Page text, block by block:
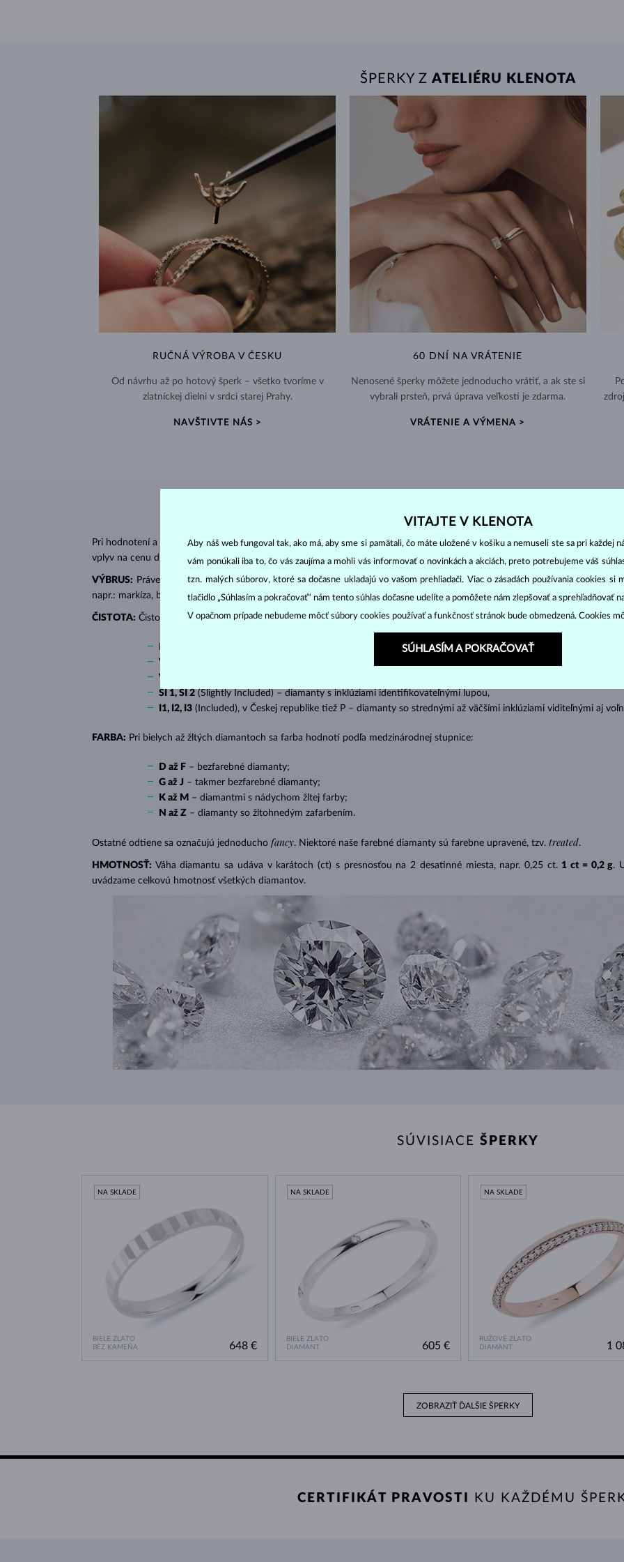
ŠPERKY Z ATELIÉRU KLENOTA
RUČNÁ VÝROBA V ČESKU
Od návrhu až po hotový šperk – všetko tvoríme v
zlatníckej dielni v srdci starej Prahy.
NAVŠTIVTE NÁS >
60 DNÍ NA VRÁTENIE
Nenosené šperky môžete jednoducho vrátiť, a ak ste si
vybrali prsteň, prvá úprava veľkosti je zdarma.
VRÁTENIE A VÝMENA >
DIAMANTOVÉŠPERKY
Pri hodnotení a certifikáciidiamantovsa posudzujú ich základné parametre, tzv. 4C: výbrus (cut), čistota (clarity), farba (
vplyv na cenu diamantu.
VÝBRUS: Práve správny výbrus dodáva diamantu jeho oslnivý lesk. Najobľúbenejší je výbrus guľatý, tzv. briliant.
napr.: markíza, bageta, srdiečko, slza, ovál či princess (štvorboký alebo trojboký výbrus s ostrými rohmi, populárny najmä u
ČISTOTA: Čistotu určuje množstvo, veľkosť a rozloženie tzv. inkluzií čiže vnútorných nedokonalostí diamantu:
(Internally Flawless) – diamanty s absolútnou transparentnosťou bez inklúzií,
VVS 1, VVS 2
VS 1, VS 2
SI 1, SI 2 (Slightly Included) – diamanty s inklúziami identifikovateľnými lupou,
I1, I2, I3 (Included), v Českej republike tiež P – diamanty so strednými až väčšími inklúziami viditeľnými aj
FARBA: Pri bielych až žltých diamantoch sa farba hodnotí podľa medzinárodnej stupnice:
D až F – bezfarebné diamanty;
G až J – takmer bezfarebné diamanty;
K až M – diamantmi s nádychom žltej farby;
N až Z – diamanty so žltohnedým zafarbením.
Ostatné odtiene sa označujú jednoducho fancy. Niektoré naše farebné diamanty sú farebne upravené, tzv. treated.
HMOTNOSŤ: Váha diamantu sa udáva v karátoch (ct) s presnosťou na 2 desatinné miesta, napr. 0,25 ct. 1 ct = 0,2 g.
uvádzame celkovú hmotnosť všetkých diamantov.
SÚVISIACE ŠPERKY
BIELE ZLATO
BEZ KAMEŇA
NA SKLADE
648 €
BIELE ZLATO
DIAMANT
NA SKLADE
605 €
RUŽOVÉ ZLATO
DIAMANT
NA SKLADE
1
ZOBRAZIŤ ĎALŠIE ŠPERKY
CERTIFIKÁT PRAVOSTI KU KAŽDÉMU
VITAJTE V KLENOTA
Aby náš web fungoval tak, ako má, aby sme si pamätali, čo máte uložené v košíku a nemuseli ste sa pri každej
vám ponúkali iba to, čo vás zaujíma a mohli vás informovať o novinkách a akciách, preto potrebujeme váš
tzn. malých súborov, ktoré sa dočasne ukladajú vo vašom prehliadači. Viac o zásadách používania cookies si
tlačidlo „Súhlasím a pokračovať“ nám tento súhlas dočasne udelíte a pomôžete nám zlepšovať a sprehľadňovať
V opačnom prípade nebudeme môcť súbory cookies používať a funkčnosť stránok bude obmedzená. Cookies
SÚHLASÍM A POKRAČOVAŤ